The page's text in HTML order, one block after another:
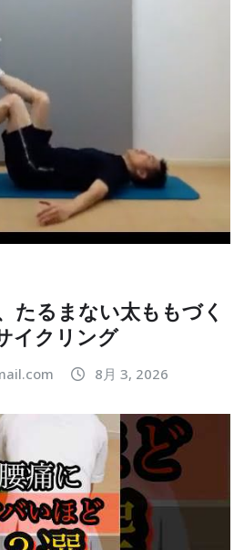
たるまない太ももづく
イクリング
8月 3, 2026